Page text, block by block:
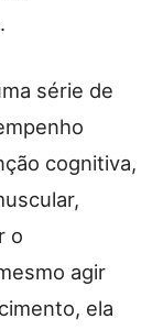
série de
cognitiva,
o
agir
ela